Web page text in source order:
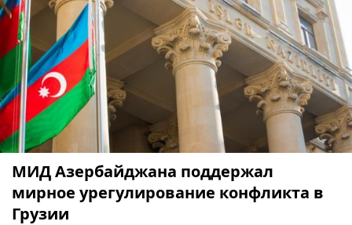
МИД Азербайджана поддержал
мирное урегулирование конфликта в
Грузии